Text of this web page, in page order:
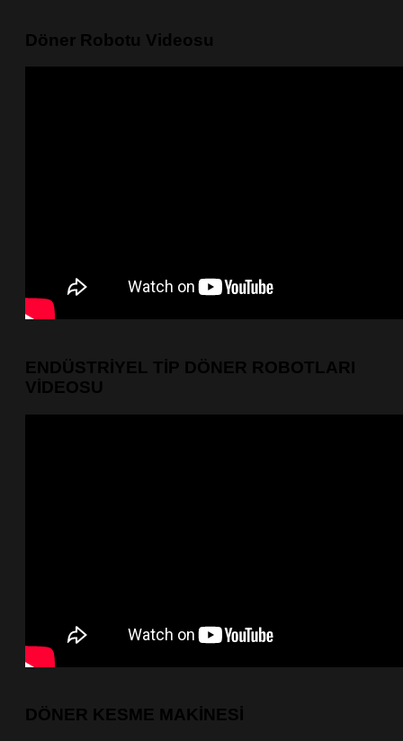
Döner Robotu Videosu
ENDÜSTRİYEL TİP DÖNER ROBOTLARI
VİDEOSU
DÖNER KESME MAKİNESİ